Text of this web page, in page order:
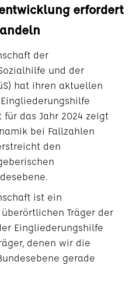
erfordert
der
und der
hat ihren aktuellen
das Jahr 2024 zeigt
bei Fallzahlen
den
ist ein
Träger der
Eingliederungshilfe
denen wir die
gerade